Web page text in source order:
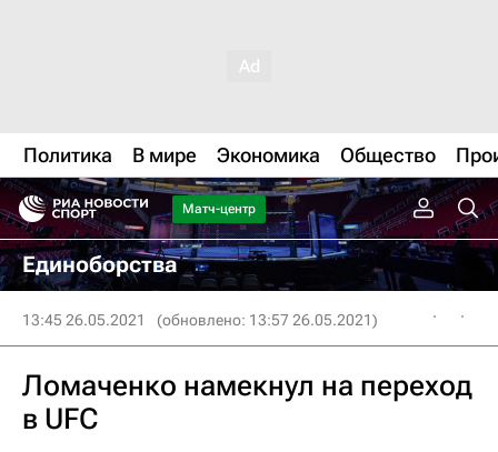
Политика В мире Экономика Общество
Матч-центр
Единоборства
13:45 26.05.2021 (обновлено: 13:57 26.05.2021)
Ломаченко намекнул на переход
в UFC